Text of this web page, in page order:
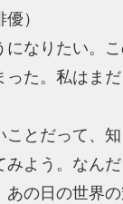
優）
になりたい。
った。私はま
ことだって、
みよう。なん
あの日の世界